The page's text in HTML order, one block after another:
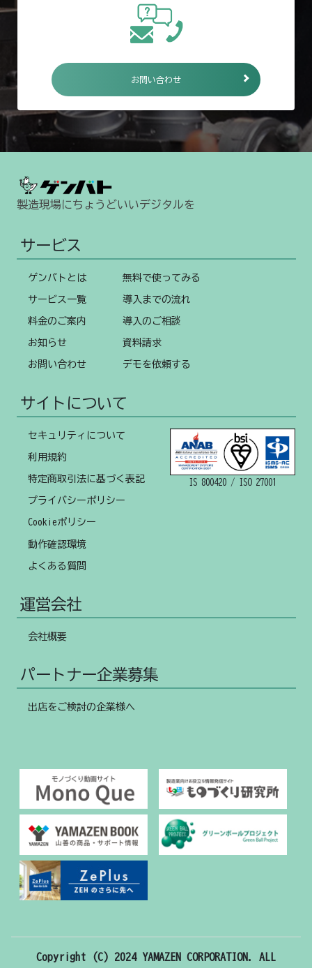
お問い合わせ
製造現場にちょうどいいデジタルを
サービス
ゲンバトとは
サービス一覧
料金のご案内
お知らせ
お問い合わせ
無料で使ってみる
導入までの流れ
導入のご相談
資料請求
デモを依頼する
サイトについて
セキュリティについて
利用規約
特定商取引法に基づく表記
プライバシーポリシー
Cookieポリシー
動作確認環境
よくある質問
IS 800420 / ISO 27001
運営会社
会社概要
パートナー企業募集
出店をご検討の企業様へ
Copyright (C) 2024 YAMAZEN CORPORATION. ALL